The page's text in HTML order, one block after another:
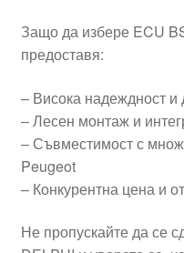
Защо да избере ECU
предоставя:
– Висока надеждност и
– Лесен монтаж и
– Съвместимост с
Peugeot
– Конкурентна цена и
Не пропускайте да се